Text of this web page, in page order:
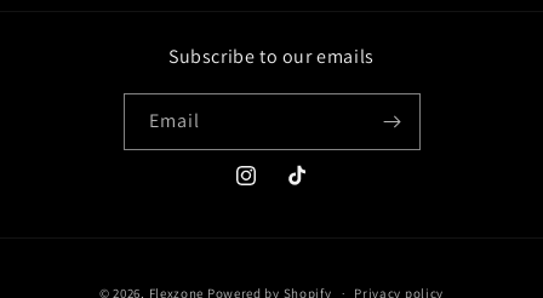
Subscribe to our emails
Email
InstagramTikTok
© 2026, Flexzone Powered by Shopify Privacy policy